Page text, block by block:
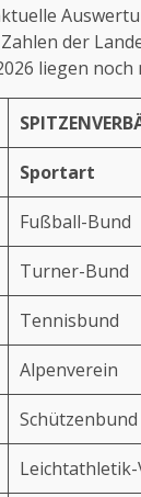
der
liegen noch
Sportart
Fußball-Bund
Turner-Bund
Tennisbund
Alpenverein
Schützenbund